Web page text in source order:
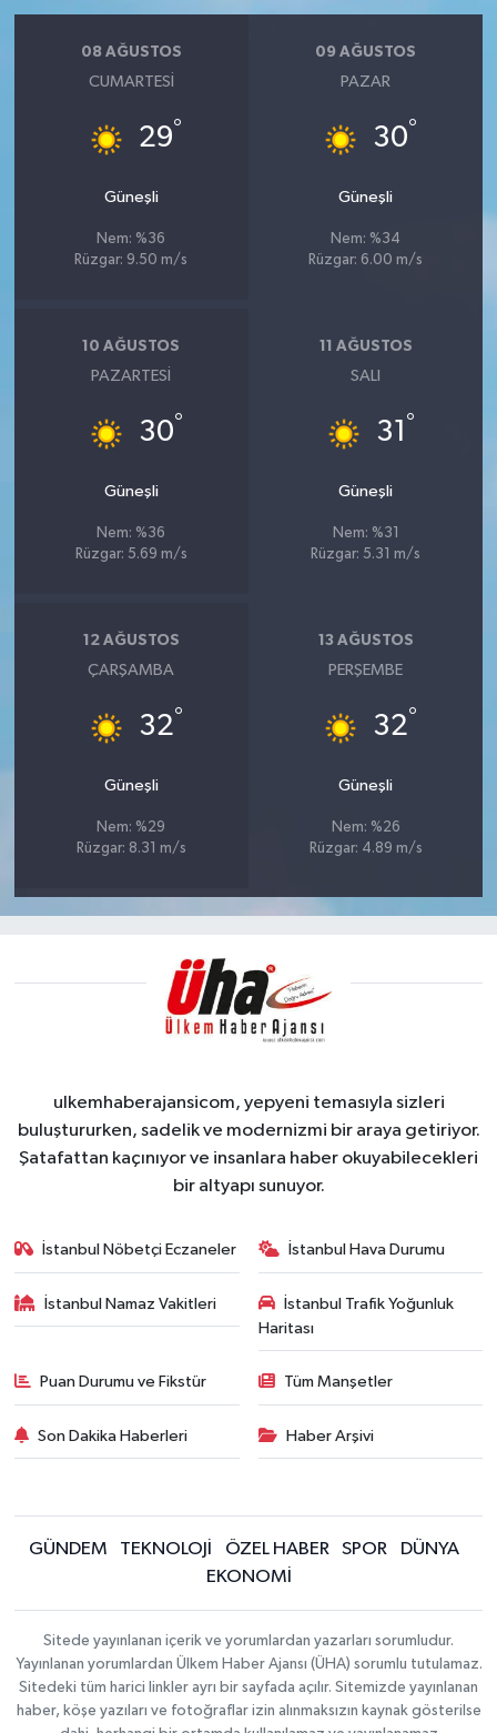
08 AĞUSTOS
CUMARTESI
29°
Güneşli
Nem: %36
Rüzgar: 9.50 m/s
09 AĞUSTOS
PAZAR
30°
Güneşli
Nem: %34
Rüzgar: 6.00 m/s
10 AĞUSTOS
PAZARTESI
30°
Güneşli
Nem: %36
Rüzgar: 5.69 m/s
11 AĞUSTOS
SALI
31 °
Güneşli
Nem: %31
Rüzgar: 5.31 m/s
12 AĞUSTOS
ÇARŞAMBA
32°
Güneşli
Nem: %29
Rüzgar: 8.31 m/s
13 AĞUSTOS
PERŞEMBE
32°
Güneşli
Nem: %26
Rüzgar: 4.89 m/s
ulkemhaberajansicom, yepyeni temasıyla sizleri
buluştururken, sadelik ve modernizmi bir araya getiriyor.
Şatafattan kaçınıyor ve insanlara haber okuyabilecekleri
bir altyapı sunuyor.
İstanbul Nöbetçi Eczaneler İstanbul Hava Durumu
İstanbul Namaz Vakitleri
İstanbul Trafik Yoğunluk
Haritası
Puan Durumu ve Fikstür Tüm Manşetler
Son Dakika Haberleri Haber Arşivi
GÜNDEM TEKNOLOJİ ÖZEL HABER SPOR
DÜNYA
EKONOMİ
Sitede yayınlanan içerik ve yorumlardan yazarları sorumludur.
Yayınlanan yorumlardan Ülkem Haber Ajansı (ÜHA) sorumlu tutulamaz.
Sitedeki tüm harici linkler ayrı bir sayfada açılır. Sitemizde yayınlanan
haber, köşe yazıları ve fotoğraflar izin alınmaksızın kaynak gösterilse